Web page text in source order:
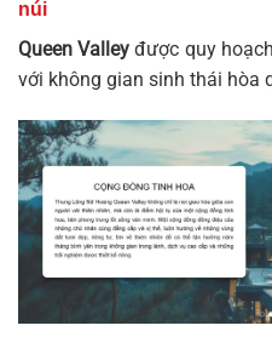
núi
Queen Valley được quy
với không gian sinh thái hòa